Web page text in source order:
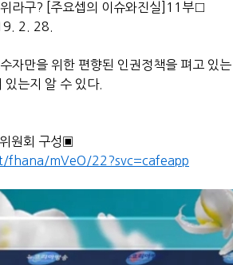
라구? [주요셉의 이슈와진실]11부□
2. 28.
자만을 위한 편향된 인권정책을 펴고 있
있는지 알 수 있다.
원회 구성▣
fhana/mVeO/22?svc=cafeapp